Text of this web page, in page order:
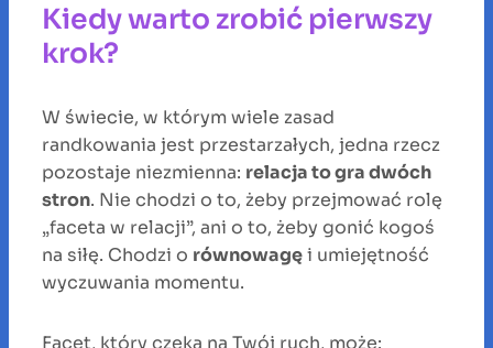
Kiedy warto zrobić pierwszy
krok?
W świecie, w którym wiele zasad
randkowania jest przestarzałych, jedna rzecz
pozostaje niezmienna: relacja to gra dwóch
stron. Nie chodzi o to, żeby przejmować rolę
„faceta w relacji”, ani o to, żeby gonić kogoś
na siłę. Chodzi o równowagęi umiejętność
wyczuwania momentu.
Facet, który czeka na Twój ruch, może: